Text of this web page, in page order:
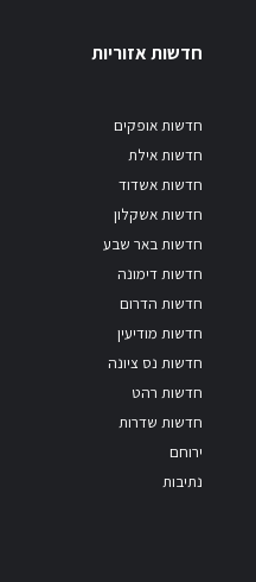
חדשות אזוריות
חדשות אופקים
חדשות אילת
חדשות אשדוד
חדשות אשקלון
חדשות באר שבע
חדשות דימונה
חדשות הדרום
חדשות מודיעין
חדשות נס ציונה
חדשות רהט
חדשות שדרות
ירוחם
נתיבות